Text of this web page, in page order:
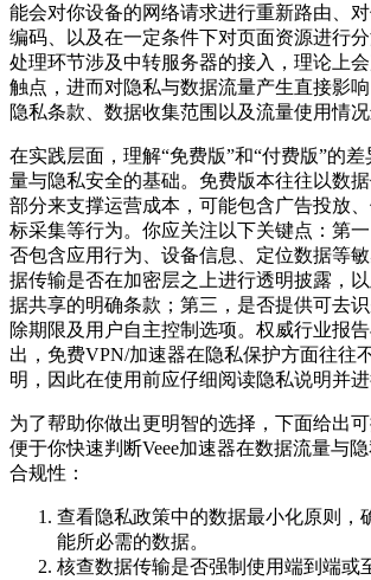
能会对你设备的网络请求进行重新路由、
编码、以及在一定条件下对页面资源进行
处理环节涉及中转服务器的接入，理论上
触点，进而对隐私与数据流量产生直接影
隐私条款、数据收集范围以及流量使用情况
在实践层面，理解“免费版”和“付费版”的
量与隐私安全的基础。免费版本往往以数
部分来支撑运营成本，可能包含广告投放
标采集等行为。你应关注以下关键点：第
否包含应用行为、设备信息、定位数据等
据传输是否在加密层之上进行透明披露，
据共享的明确条款；第三，是否提供可去
除期限及用户自主控制选项。权威行业报
出，免费VPN/加速器在隐私保护方面往往
明，因此在使用前应仔细阅读隐私说明并进
为了帮助你做出更明智的选择，下面给出可
便于你快速判断Veee加速器在数据流量与
合规性：
查看隐私政策中的数据最小化原则，
能所必需的数据。
核查数据传输是否强制使用端到端或